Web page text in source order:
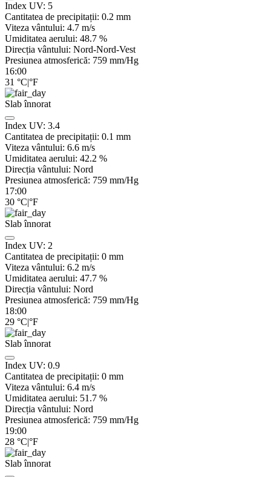
Index UV: 5
Cantitatea de precipitații: 0.2 mm
Viteza vântului: 4.7 m/s
Umiditatea aerului: 48.7 %
Direcția vântului: Nord-Nord-Vest
Presiunea atmosferică: 759 mm/Hg
16:00
31 °C|°F
Slab înnorat
Index UV: 3.4
Cantitatea de precipitații: 0.1 mm
Viteza vântului: 6.6 m/s
Umiditatea aerului: 42.2 %
Direcția vântului: Nord
Presiunea atmosferică: 759 mm/Hg
17:00
30 °C|°F
Slab înnorat
Index UV: 2
Cantitatea de precipitații: 0 mm
Viteza vântului: 6.2 m/s
Umiditatea aerului: 47.7 %
Direcția vântului: Nord
Presiunea atmosferică: 759 mm/Hg
18:00
29 °C|°F
Slab înnorat
Index UV: 0.9
Cantitatea de precipitații: 0 mm
Viteza vântului: 6.4 m/s
Umiditatea aerului: 51.7 %
Direcția vântului: Nord
Presiunea atmosferică: 759 mm/Hg
19:00
28 °C|°F
Slab înnorat